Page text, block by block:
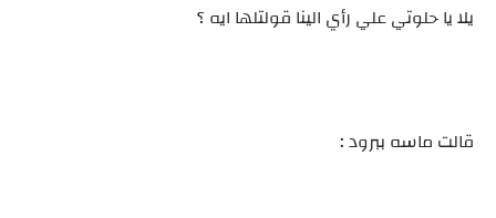
يلا يا حلوتي علي رأي الينا قولتلها ايه ؟
قالت ماسه ببرود :